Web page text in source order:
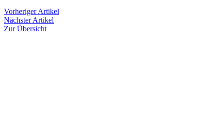
Vorheriger Artikel
Nächster Artikel
Zur Übersicht